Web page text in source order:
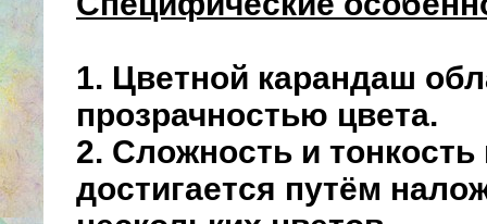
1. Цветной карандаш
прозрачностью цвета.
2. Сложность и тонкость
достигается путём